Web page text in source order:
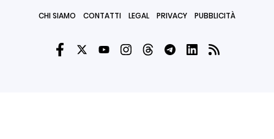
CHI SIAMO CONTATTI LEGAL PRIVACY PUBBLICITÀ